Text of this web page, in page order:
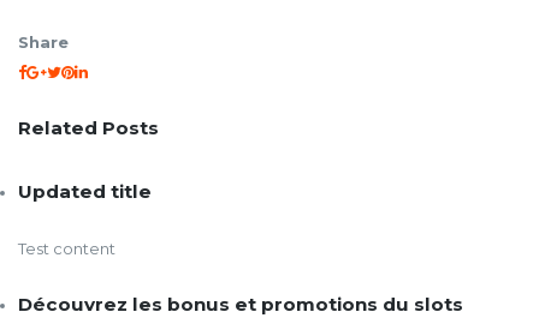
Share
Related Posts
Updated title
Test content
Découvrez les bonus et promotions du slots